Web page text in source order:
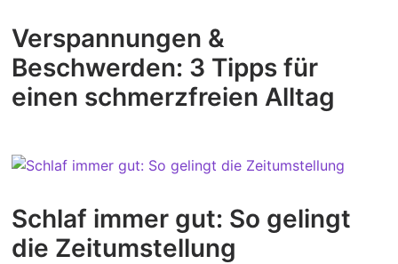
Verspannungen &
Beschwerden: 3 Tipps für
einen schmerzfreien Alltag
Schlaf immer gut: So gelingt
die Zeitumstellung